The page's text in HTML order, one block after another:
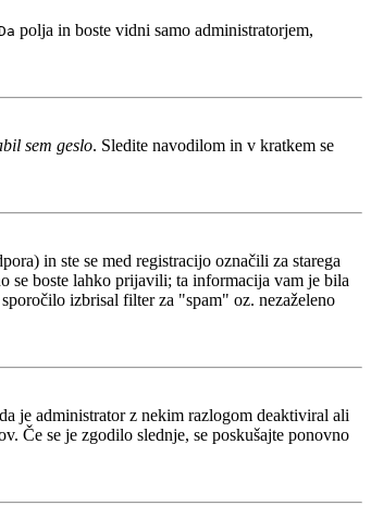
polja in boste vidni samo administratorjem,
sem geslo. Sledite navodilom in v kratkem se
in ste se med registracijo označili za starega
se boste lahko prijavili; ta informacija vam je bila
izbrisal filter za "spam" oz. nezaželeno
je administrator z nekim razlogom deaktiviral ali
Če se je zgodilo slednje, se poskušajte ponovno